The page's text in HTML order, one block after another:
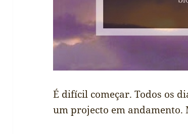
É difícil começar. Todos os
um projecto em andamento.